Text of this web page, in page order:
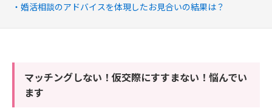
婚活相談のアドバイスを体現したお見合いの結果は？
マッチングしない！仮交際にすすまない！悩んでい
ます